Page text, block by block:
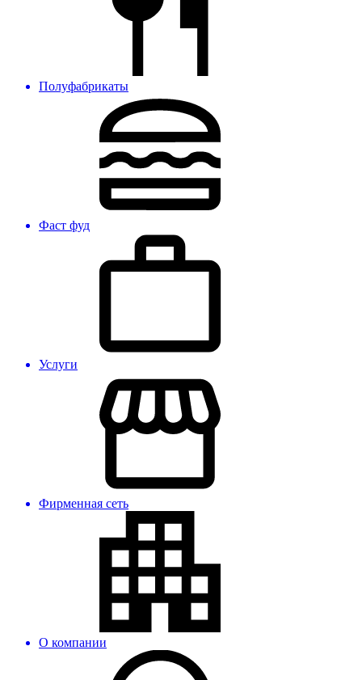
Полуфабрикаты
Фаст фуд
Услуги
Фирменная сеть
О компании